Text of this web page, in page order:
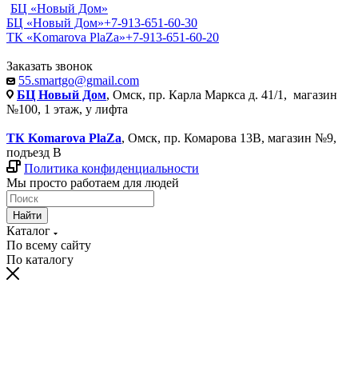
БЦ «Новый Дом»
БЦ «Новый Дом»+7-913-651-60-30
ТК «Komarova PlaZa»+7-913-651-60-20
Заказать звонок
55.smartgo@gmail.com
БЦ Новый Дом, Омск, пр. Карла Маркса д. 41/1, магазин
№100, 1 этаж, у лифта
ТК Komarova PlaZa, Омск, пр. Комарова 13В, магазин №9,
подъезд В
Политика конфиденциальности
Мы просто работаем для людей
Найти
Каталог
По всему сайту
По каталогу